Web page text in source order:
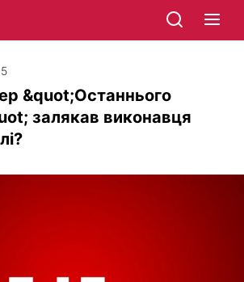
&quot;Останнього
залякав виконавця